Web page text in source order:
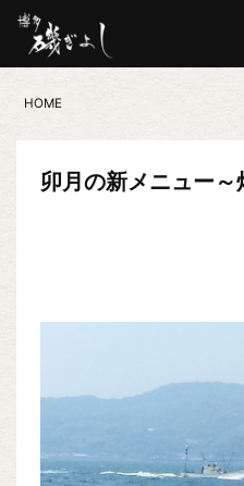
HOME
卯月の新メニュー